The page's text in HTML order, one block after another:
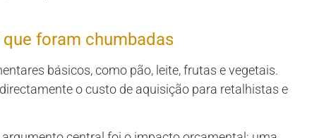
foram chumbadas
básicos, como pão, leite, frutas e vegetais.
o custo de aquisição para retalhistas e